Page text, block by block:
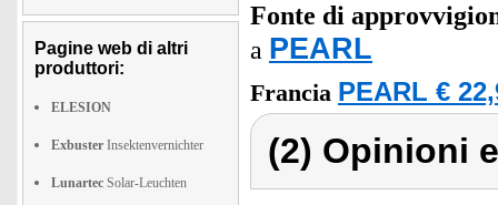
Pagine web di altri
produttori:
ELESION
Exbuster Insektenvernichter
Lunartec Solar-Leuchten
Fonte di
a PEARL
Francia PEARL €
(2) Opinioni